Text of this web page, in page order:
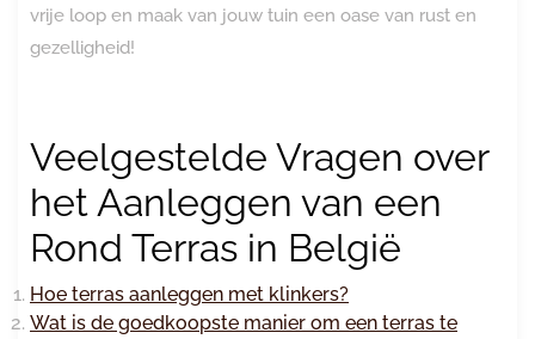
vrije loop en maak van jouw tuin een oase van rust en
gezelligheid!
Veelgestelde Vragen over
het Aanleggen van een
Rond Terras in België
Hoe terras aanleggen met klinkers?
Wat is de goedkoopste manier om een terras te